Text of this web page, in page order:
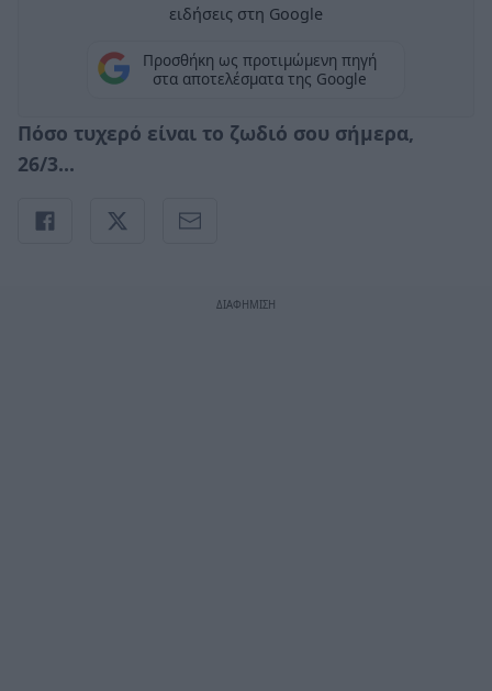
ειδήσεις στη Google
Προσθήκη ως προτιμώμενη πηγή
στα αποτελέσματα της Google
Πόσο τυχερό είναι το ζωδιό σου σήμερα,
26/3...